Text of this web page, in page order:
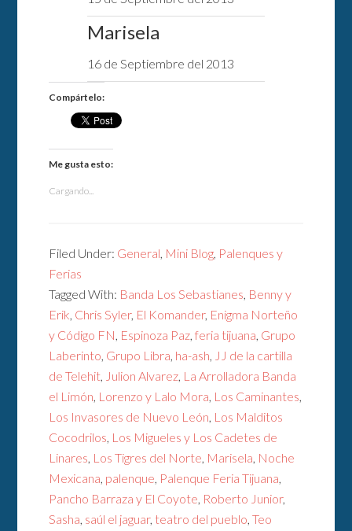
Marisela
16 de Septiembre del 2013
Compártelo:
Me gusta esto:
Cargando...
Filed Under: General, Mini Blog, Palenques y
Ferias
Tagged With: Banda Los Sebastianes, Benny y
Erik, Chris Syler, El Komander, Enigma Norteño
y Código FN, Espinoza Paz,feria tijuana, Grupo
Laberinto, Grupo Libra, ha-ash, JJ de la cartilla
de Telehit, Julion Alvarez, La Arrolladora Banda
el Limón, Lorenzo y Lalo Mora, Los Caminantes,
Los Invasores de Nuevo León, Los Malditos
Cocodrilos, Los Migueles y Los Cadetes de
Linares, Los Tigres del Norte, Marisela, Noche
Mexicana, palenque, Palenque Feria Tijuana,
Pancho Barraza y El Coyote, Roberto Junior,
Sasha, saúl el jaguar, teatro del pueblo,Teo